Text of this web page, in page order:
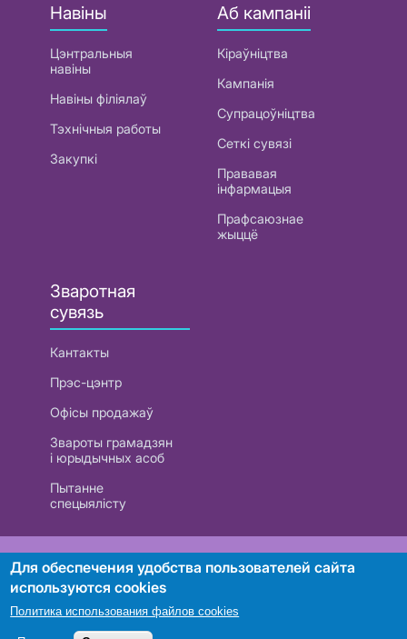
Навіны
Цэнтральныя
навіны
Навіны філіялаў
Тэхнічныя работы
Закупкі
Аб кампаніі
Кіраўніцтва
Кампанія
Супрацоўніцтва
Сеткі сувязі
Прававая
інфармацыя
Прафсаюзнае
жыццё
Зваротная
сувязь
Кантакты
Прэс-цэнтр
Офісы продажаў
Звароты грамадзян
і юрыдычных асоб
Пытанне
спецыялісту
РУП «Белтэлекам». УНП 101007741
Пошук
Для обеспечения удобства пользователей сайта
используются cookies
Политика использования файлов cookies